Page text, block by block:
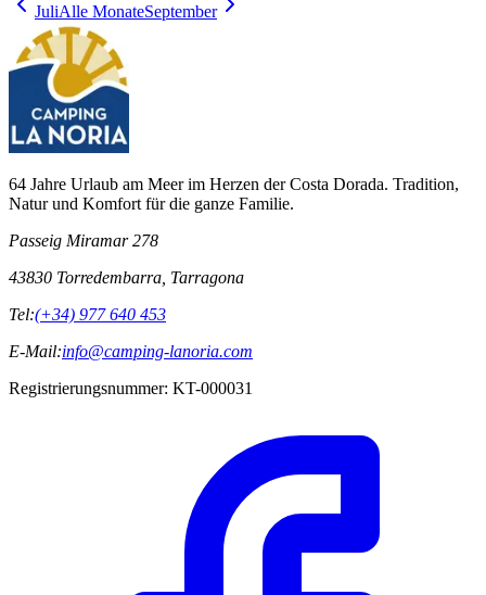
JuliAlle MonateSeptember
64 Jahre Urlaub am Meer im Herzen der Costa Dorada. Tradition,
Natur und Komfort für die ganze Familie.
Passeig Miramar 278
43830 Torredembarra, Tarragona
Tel:(+34) 977 640 453
E-Mail:info@camping-lanoria.com
Registrierungsnummer: KT-000031